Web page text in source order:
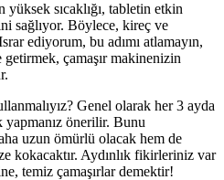
sıcaklığı, tabletin etkin
sağlıyor. Böylece, kireç ve
ediyorum, bu adımı atlamayın,
çamaşır makinenizin
Genel olarak her 3 ayda
önerilir. Bunu
uzun ömürlü olacak hem de
kokacaktır. Aydınlık fikirleriniz var
temiz çamaşırlar demektir!